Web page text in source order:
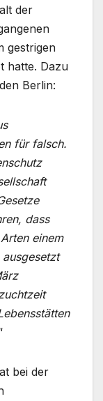
der
gestrigen
hatte. Dazu
Berlin:
für falsch.
dass
einem
bei der